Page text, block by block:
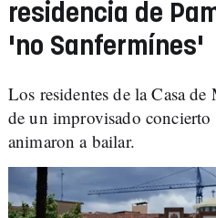
residencia de
'no Sanfermínes'
Los residentes de la Casa
de un improvisado
animaron a bailar.